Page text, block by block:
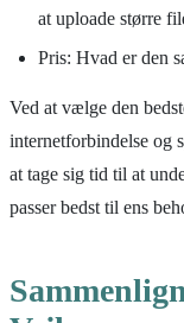
at uploade større
Pris: Hvad er den
Ved at vælge den
internetforbindelse og
at tage sig tid til at
passer bedst til ens